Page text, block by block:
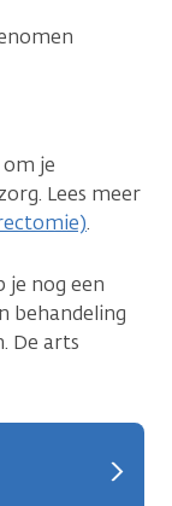
om je
Lees meer
.
je nog een
behandeling
De arts